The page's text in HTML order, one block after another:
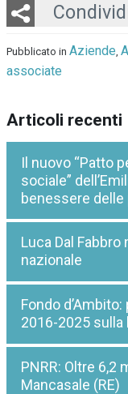
Twitter
LinkedIn
Email
Whatsapp
Pubblicato in Aziende,
associate
Articoli recenti
Il nuovo “Patto
sociale”
benessere
Luca Dal
nazionale
Fondo
2016-2025
PNRR: Oltre 6,2
Mancasale (RE)